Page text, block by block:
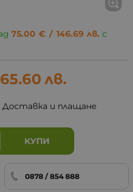
75.00 € / 146.69 лв. с
65.60 лв.
Доставка и плащане
КУПИ
0878 / 854 888